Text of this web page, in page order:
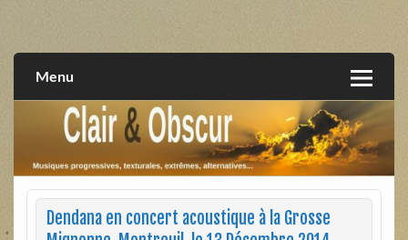
extrêmes, alternatives, texturales
Menu
Dendana en concert acoustique à la Grosse